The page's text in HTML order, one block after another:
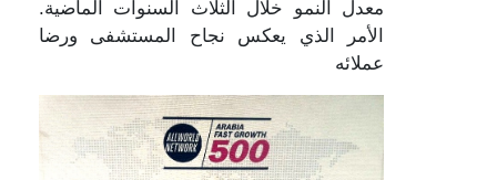
معدل النمو خلال الثلاث السنوات الماضية.
الأمر الذي يعكس نجاح المستشفى ورضا
عملائه